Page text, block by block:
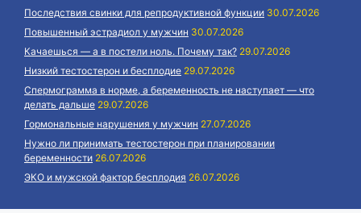
Последствия свинки для репродуктивной функции 30.07.2026
Повышенный эстрадиол у мужчин 30.07.2026
Качаешься — а в постели ноль. Почему так? 29.07.2026
Низкий тестостерон и бесплодие 29.07.2026
Спермограмма в норме, а беременность не наступает — что
делать дальше 29.07.2026
Гормональные нарушения у мужчин 27.07.2026
Нужно ли принимать тестостерон при планировании
беременности 26.07.2026
ЭКО и мужской фактор бесплодия 26.07.2026